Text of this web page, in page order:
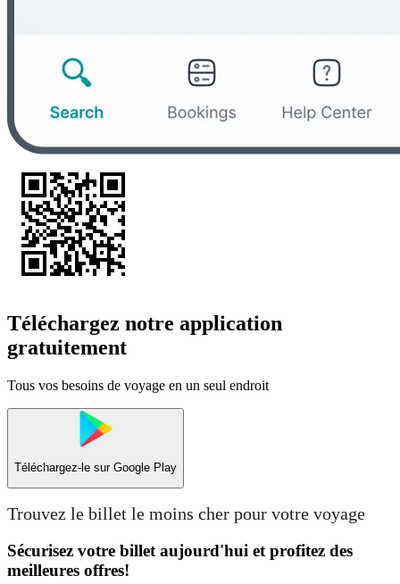
Téléchargez notre application
gratuitement
Tous vos besoins de voyage en un seul endroit
Téléchargez-le sur Google Play
Trouvez le billet le moins cher pour votre voyage
Sécurisez votre billet aujourd'hui et profitez des
meilleures offres!